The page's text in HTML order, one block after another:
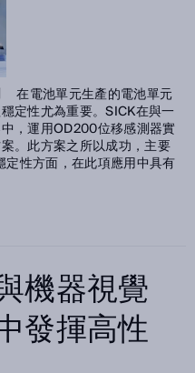
在電池單元生產的電池單元
定性尤為重要。SICK在與一
，運用OD200位移感測器實
。此方案之所以成功，主要
性方面，在此項應用中具有
機器視覺
發揮高性